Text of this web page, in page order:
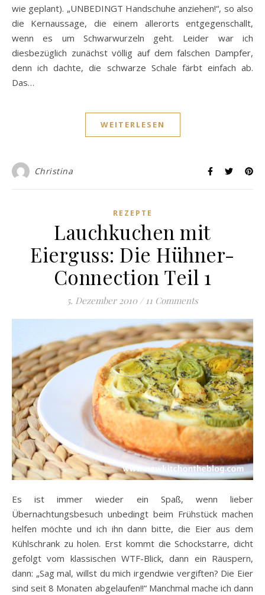
wie geplant). „UNBEDINGT Handschuhe anziehen!“, so also
die Kernaussage, die einem allerorts entgegenschallt,
wenn es um Schwarwurzeln geht. Leider war ich
diesbezüglich zunächst völlig auf dem falschen Dampfer,
denn ich dachte, die schwarze Schale färbt einfach ab.
Das…
WEITERLESEN
Christina
REZEPTE
Lauchkuchen mit
Eierguss: Die Hühner-
Connection Teil 1
5. Dezember 2010 / 11 Comments
Es ist immer wieder ein Spaß, wenn lieber
Übernachtungsbesuch unbedingt beim Frühstück machen
helfen möchte und ich ihn dann bitte, die Eier aus dem
Kühlschrank zu holen. Erst kommt die Schockstarre, dicht
gefolgt vom klassischen WTF-Blick, dann ein Räuspern,
dann: „Sag mal, willst du mich irgendwie vergiften? Die Eier
sind seit 8 Monaten abgelaufen!!“ Manchmal mache ich dann